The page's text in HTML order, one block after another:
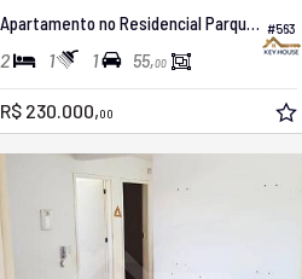
#563
2 1 1 55,00
R$ 230.000,00